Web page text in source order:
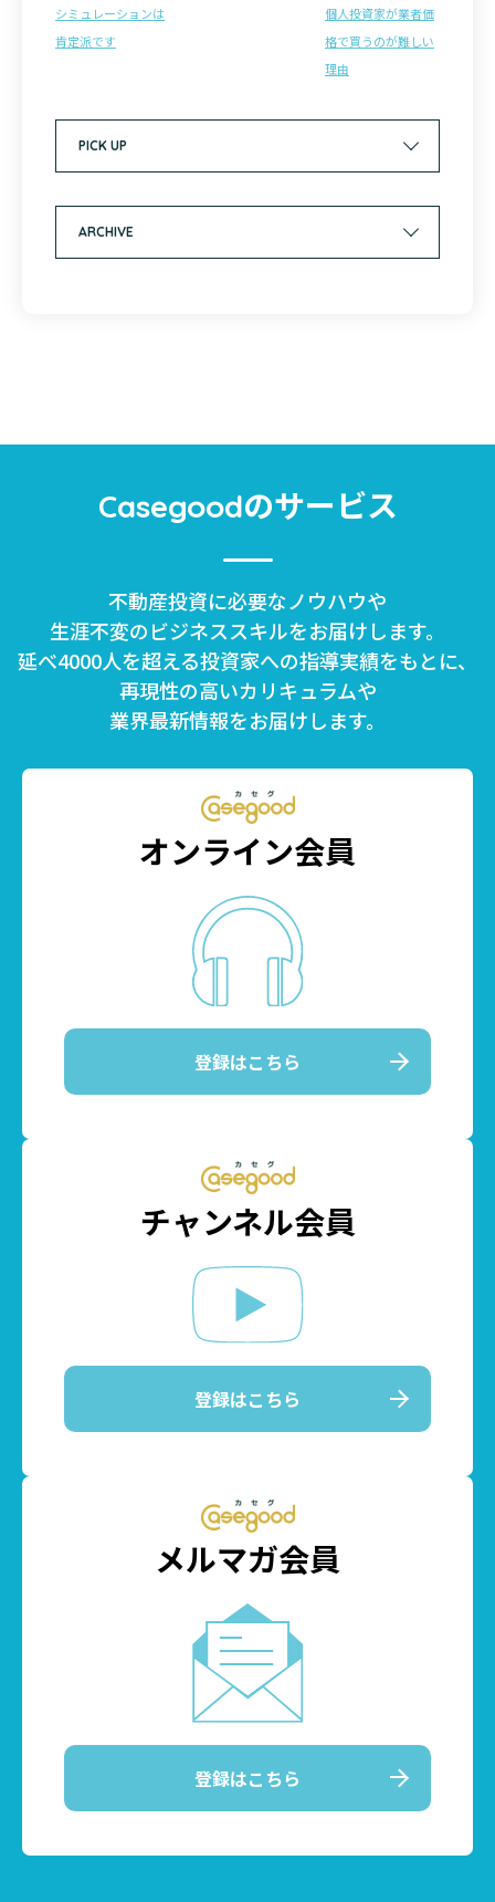
シミュレーションは
肯定派です
個人投資家が業者価
格で買うのが難しい
理由
PICK UP
ARCHIVE
Casegoodのサービス
不動産投資に必要なノウハウや
生涯不変のビジネススキルをお届けします。
延べ4000人を超える投資家への指導実績をもとに、
再現性の高いカリキュラムや
業界最新情報をお届けします。
オンライン会員
登録はこちら
チャンネル会員
登録はこちら
メルマガ会員
登録はこちら